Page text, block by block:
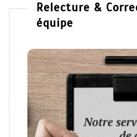
Relecture &
équipe